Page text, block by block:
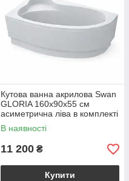
Кутова ванна акрилова Swan
GLORIA 160x90х55 см
асиметрична ліва в комплекті
ніжки та екран для ванни
В наявності
11 200 ₴
Купити